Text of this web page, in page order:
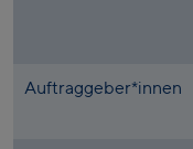
Auftraggeber*innen